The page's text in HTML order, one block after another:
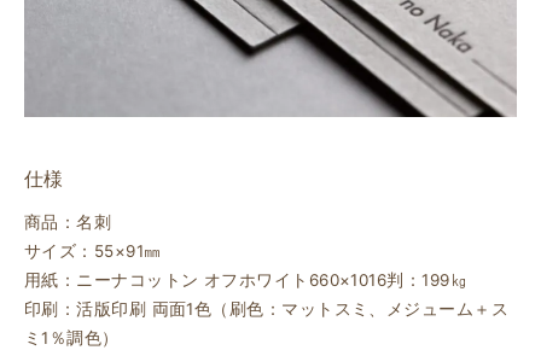
仕様
商品：名刺
サイズ：55×91㎜
用紙：ニーナコットン オフホワイト660×1016判：199㎏
印刷：活版印刷 両面1色（刷色：マットスミ、メジューム＋ス
ミ1％調色）